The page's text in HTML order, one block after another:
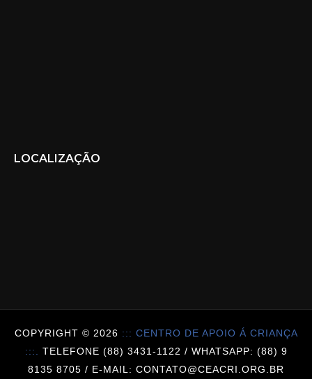
LOCALIZAÇÃO
COPYRIGHT © 2026 ::: CENTRO DE APOIO Á CRIANÇA
:::. TELEFONE (88) 3431-1122 / WHATSAPP: (88) 9
8135 8705 / E-MAIL: CONTATO@CEACRI.ORG.BR